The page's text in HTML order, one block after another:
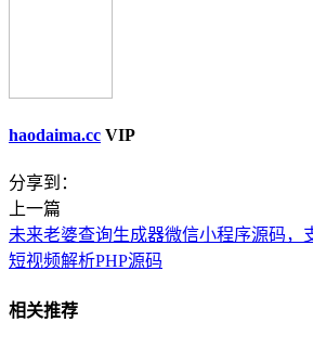
haodaima.cc VIP
分享到：
上一篇
未来老婆查询生成器微信小程序源码，
短视频解析PHP源码
相关推荐